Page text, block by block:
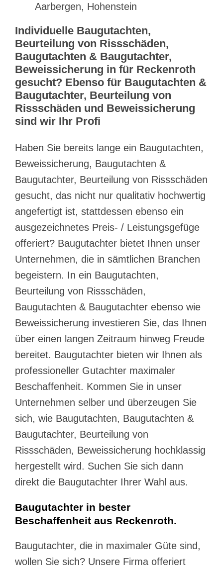
Aarbergen, Hohenstein
Individuelle Baugutachten,
Beurteilung von Rissschäden,
Baugutachten & Baugutachter,
Beweissicherung in für Reckenroth
gesucht? Ebenso für Baugutachten &
Baugutachter, Beurteilung von
Rissschäden und Beweissicherung
sind wir Ihr Profi
Haben Sie bereits lange ein Baugutachten,
Beweissicherung, Baugutachten &
Baugutachter, Beurteilung von Rissschäden
gesucht, das nicht nur qualitativ hochwertig
angefertigt ist, stattdessen ebenso ein
ausgezeichnetes Preis- / Leistungsgefüge
offeriert? Baugutachter bietet Ihnen unser
Unternehmen, die in sämtlichen Branchen
begeistern. In ein Baugutachten,
Beurteilung von Rissschäden,
Baugutachten & Baugutachter ebenso wie
Beweissicherung investieren Sie, das Ihnen
über einen langen Zeitraum hinweg Freude
bereitet. Baugutachter bieten wir Ihnen als
professioneller Gutachter maximaler
Beschaffenheit. Kommen Sie in unser
Unternehmen selber und überzeugen Sie
sich, wie Baugutachten, Baugutachten &
Baugutachter, Beurteilung von
Rissschäden, Beweissicherung hochklassig
hergestellt wird. Suchen Sie sich dann
direkt die Baugutachter Ihrer Wahl aus.
Baugutachter in bester
Beschaffenheit aus Reckenroth.
Baugutachter, die in maximaler Güte sind,
wollen Sie sich? Unsere Firma offeriert